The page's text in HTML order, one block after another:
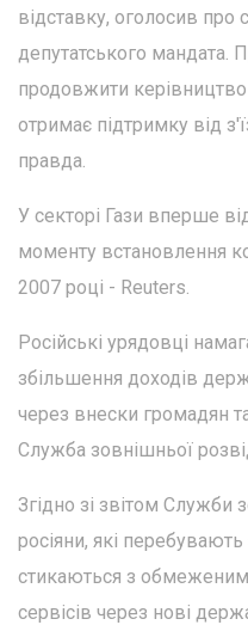
відставку, оголосив про
депутатського мандата.
продовжити
отримає підтримку від
правда.
У секторі Гази вперше
моменту встановлення
2007 році - Reuters.
Російські урядовці
збільшення доходів
через внески громадян
Служба зовнішньої
Згідно зі звітом Служби
росіяни, які
стикаються з
сервісів через нові